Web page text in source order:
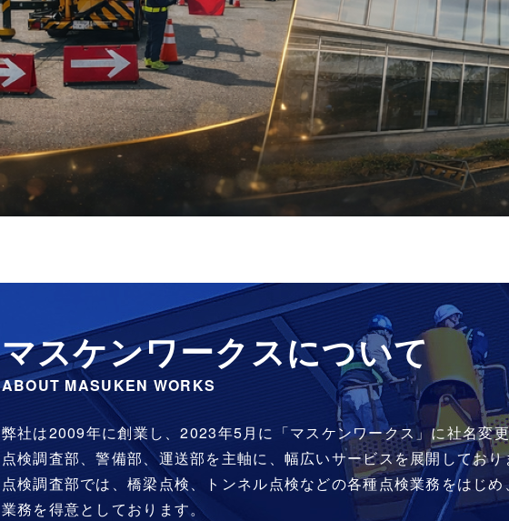
マスケンワークスについて
ABOUT MASUKEN WORKS
弊社は2009年に創業し、2023年5月に「マスケンワークス」に社名変
点検調査部、警備部、運送部を主軸に、幅広いサービスを展開しており
点検調査部では、橋梁点検、トンネル点検などの各種点検業務をはじ
業務を得意としております。